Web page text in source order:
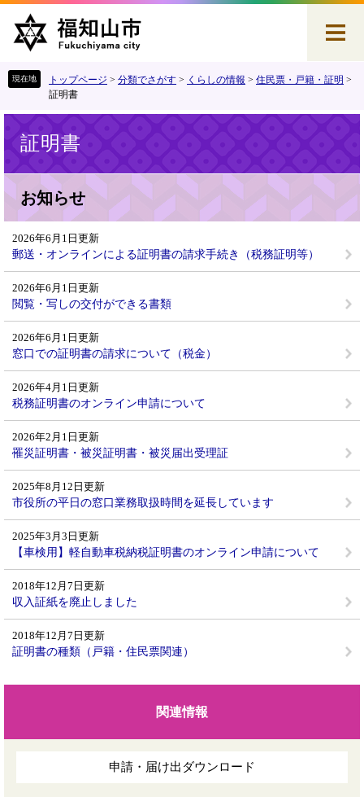
で
ば
文
へ
トップページ > 分類でさがす > くらしの情報 > 住民票・戸籍・証明 >
証明書
証明書
お知らせ
2026年6月1日更新
郵送・オンラインによる証明書の請求手続き（税務証明等）
2026年6月1日更新
閲覧・写しの交付ができる書類
2026年6月1日更新
窓口での証明書の請求について（税金）
2026年4月1日更新
税務証明書のオンライン申請について
2026年2月1日更新
罹災証明書・被災証明書・被災届出受理証
2025年8月12日更新
市役所の平日の窓口業務取扱時間を延長しています
2025年3月3日更新
【車検用】軽自動車税納税証明書のオンライン申請について
2018年12月7日更新
収入証紙を廃止しました
2018年12月7日更新
証明書の種類（戸籍・住民票関連）
関連情報
申請・届け出ダウンロード